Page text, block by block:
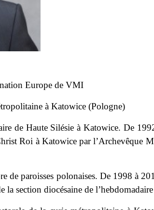
Europe de VMI
à Katowice (Pologne)
de Haute Silésie à Katowice. De
Roi à Katowice par l’Archevêque
paroisses polonaises. De 1998 à
section diocésaine de